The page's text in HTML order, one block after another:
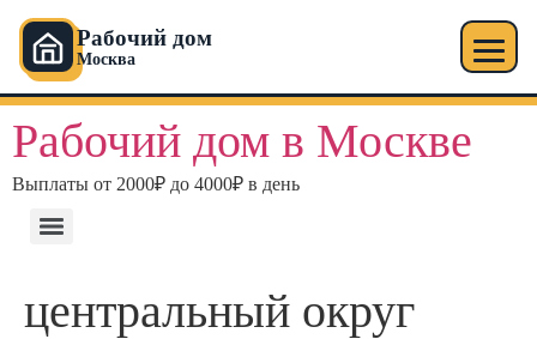
Рабочий дом
Москва
Рабочий дом в Москве
Выплаты от 2000₽ до 4000₽ в день
центральный округ